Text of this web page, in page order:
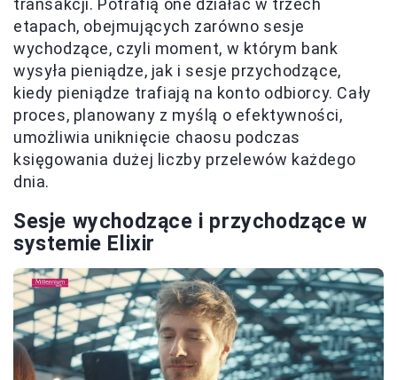
transakcji. Potrafią one działać w trzech
etapach, obejmujących zarówno sesje
wychodzące, czyli moment, w którym bank
wysyła pieniądze, jak i sesje przychodzące,
kiedy pieniądze trafiają na konto odbiorcy. Cały
proces, planowany z myślą o efektywności,
umożliwia uniknięcie chaosu podczas
księgowania dużej liczby przelewów każdego
dnia.
Sesje wychodzące i przychodzące w
systemie Elixir